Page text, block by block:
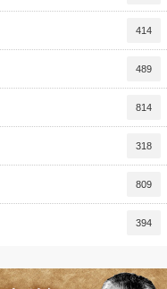
414
489
814
318
809
394